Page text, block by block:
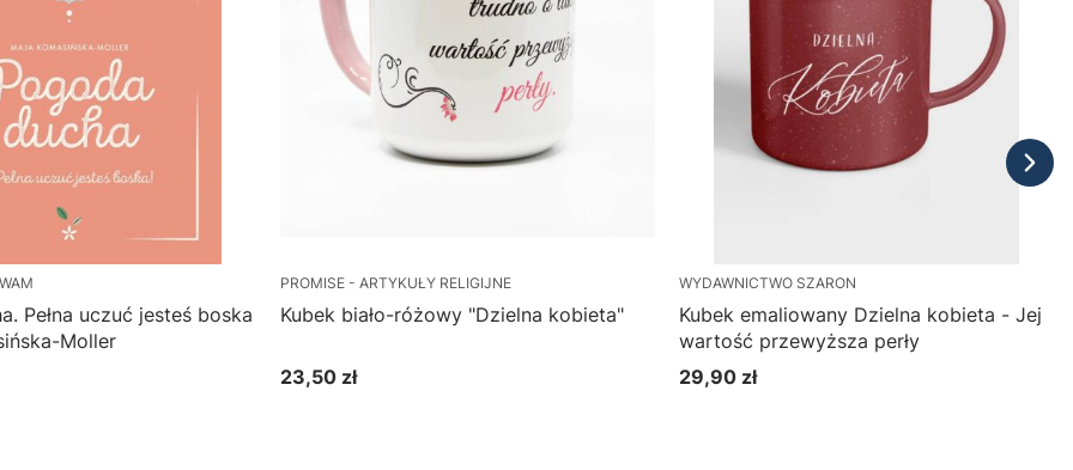
Pełna uczuć jesteś boska
Moller
PROMISE - ARTYKUŁY RELIGIJNE
Kubek biało-różowy "Dzielna kobieta"
Cena
23,50 zł
WYDAWNICTWO SZARON
Kubek emaliowany Dzielna kobieta - Jej
wartość przewyższa perły
Cena
29,90 zł